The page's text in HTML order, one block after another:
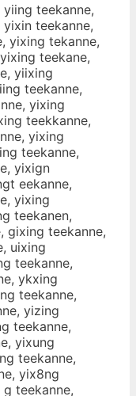
teekanne,
teekanne,
yixing tekanne,
teekane,
yiixing
teekanne,
yixing
teekkanne,
yixing
teekanne,
yixign
eekanne,
yixing
teekanen,
gixing teekanne,
uixing
teekanne,
ykxing
teekanne,
yizing
teekanne,
yixung
teekanne,
yix8ng
teekanne,